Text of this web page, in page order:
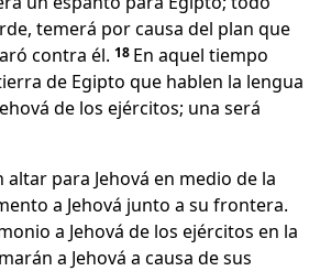
temerá por causa del plan que
contra él. 18 En aquel tiempo
de Egipto que hablen la lengua
de los ejércitos; una será
para Jehová en medio de la
a Jehová junto a su frontera.
a Jehová de los ejércitos en la
a Jehová a causa de sus